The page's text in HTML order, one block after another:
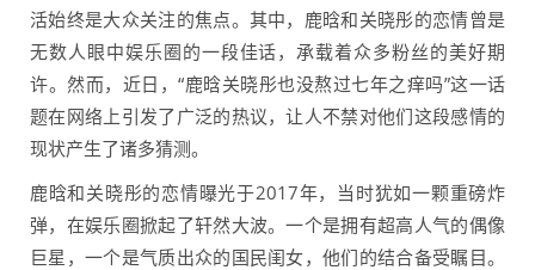
活始终是大众关注的焦点。其中，鹿晗和关晓彤的恋情曾是
无数人眼中娱乐圈的一段佳话，承载着众多粉丝的美好期
许。然而，近日，“鹿晗关晓彤也没熬过七年之痒吗”这一话
题在网络上引发了广泛的热议，让人不禁对他们这段感情的
现状产生了诸多猜测。
鹿晗和关晓彤的恋情曝光于2017年，当时犹如一颗重磅炸
弹，在娱乐圈掀起了轩然大波。一个是拥有超高人气的偶像
巨星，一个是气质出众的国民闺女，他们的结合备受瞩目。